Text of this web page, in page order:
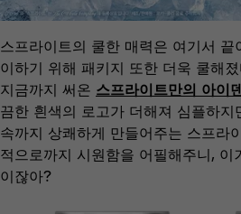
스프라이트의 쿨한 매력은 여기서
이하기 위해 패키지 또한 더욱 쿨해
지금까지 써온 스프라이트만의 아이
끔한 흰색의 로고가 더해져 심플하
속까지 상쾌하게 만들어주는 스프라
적으로까지 시원함을 어필해주니,
이잖아?